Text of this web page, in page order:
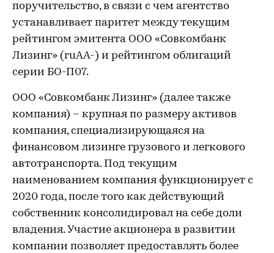
поручительство, в связи с чем агентство
устанавливает паритет между текущим
рейтингом эмитента ООО «Совкомбанк
Лизинг» (ruАА-) и рейтингом облигаций
серии БО-П07.
ООО «Совкомбанк Лизинг» (далее также
компания) – крупная по размеру активов
компания, специализирующаяся на
финансовом лизинге грузового и легкового
автотранспорта. Под текущим
наименованием компания функционирует с
2020 года, после того как действующий
собственник консолидировал на себе доли
владения. Участие акционера в развитии
компании позволяет предоставлять более